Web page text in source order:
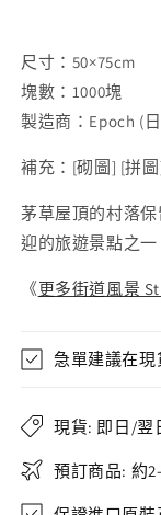
尺寸：50×75cm
塊數：1000塊
製造商：Epoch (
補充： [砌圖] [拼圖
茅草屋頂的村落
迎的旅遊景點之一
《更多街道風景
急單建議在現
現貨: 即日/翌
預訂商品: 約